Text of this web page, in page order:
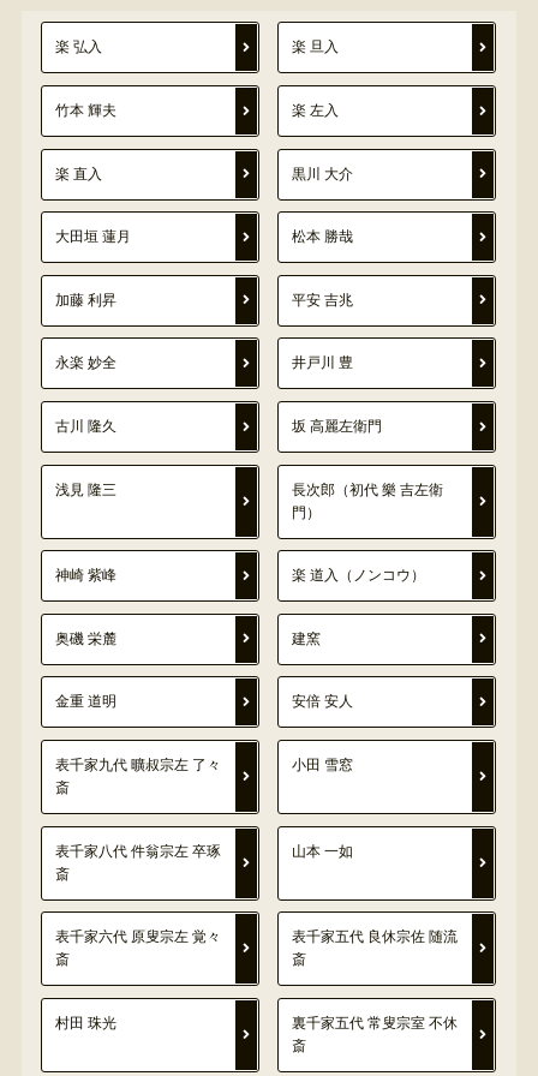
楽 弘入 楽 旦入
竹本 輝夫 楽 左入
楽 直入 黒川 大介
大田垣 蓮月 松本 勝哉
加藤 利昇 平安 吉兆
永楽 妙全 井戸川 豊
古川 隆久 坂 高麗左衛門
浅見 隆三
長次郎（初代 樂 吉左衛
門）
神崎 紫峰 楽 道入（ノンコウ）
奥磯 栄麓 建窯
金重 道明 安倍 安人
表千家九代 曠叔宗左 了々
斎
小田 雪窓
表千家八代 件翁宗左 卒琢
斎
山本 一如
表千家六代 原叟宗左 覚々
斎
表千家五代 良休宗佐 随流
斎
村田 珠光
裏千家五代 常叟宗室 不休
斎